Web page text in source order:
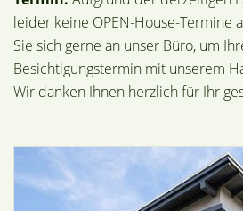
leider keine OPEN-House-Termine
Sie sich gerne an unser Büro, um
Besichtigungstermin mit unserem
Wir danken Ihnen herzlich für Ihr